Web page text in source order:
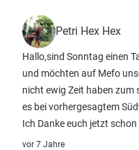
Petri Hex Hex
Hallo,sind Sonntag einen
und möchten auf Mefo
nicht ewig Zeit haben zum
es bei vorhergesagtem
Ich Danke euch jetzt
vor 7 Jahre